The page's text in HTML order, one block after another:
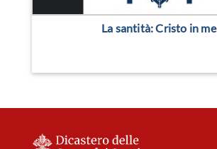
La santità: Cristo in me